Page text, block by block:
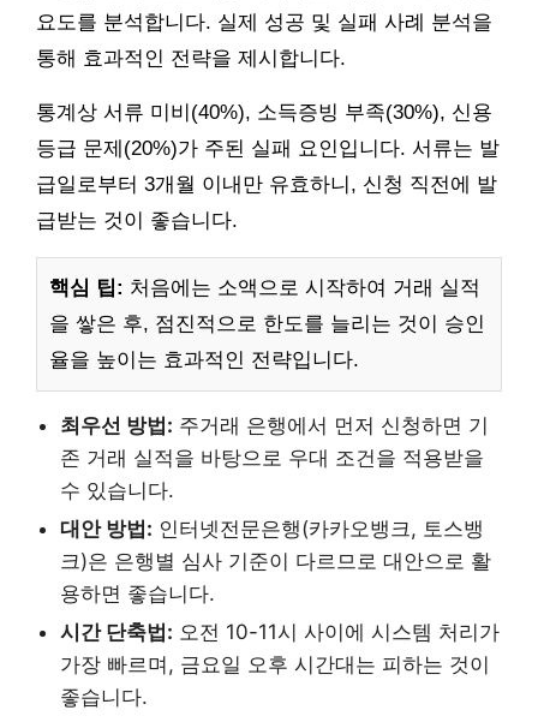
요도를 분석합니다. 실제 성공 및 실패 사례 분석을
통해 효과적인 전략을 제시합니다.
통계상 서류 미비(40%), 소득증빙 부족(30%), 신용
등급 문제(20%)가 주된 실패 요인입니다. 서류는 발
급일로부터 3개월 이내만 유효하니, 신청 직전에 발
급받는 것이 좋습니다.
핵심 팁: 처음에는 소액으로 시작하여 거래 실적
을 쌓은 후, 점진적으로 한도를 늘리는 것이 승인
율을 높이는 효과적인 전략입니다.
최우선 방법: 주거래 은행에서 먼저 신청하면 기
존 거래 실적을 바탕으로 우대 조건을 적용받을
수 있습니다.
대안 방법: 인터넷전문은행(카카오뱅크, 토스뱅
크)은 은행별 심사 기준이 다르므로 대안으로 활
용하면 좋습니다.
시간 단축법: 오전 10-11시 사이에 시스템 처리가
가장 빠르며, 금요일 오후 시간대는 피하는 것이
좋습니다.